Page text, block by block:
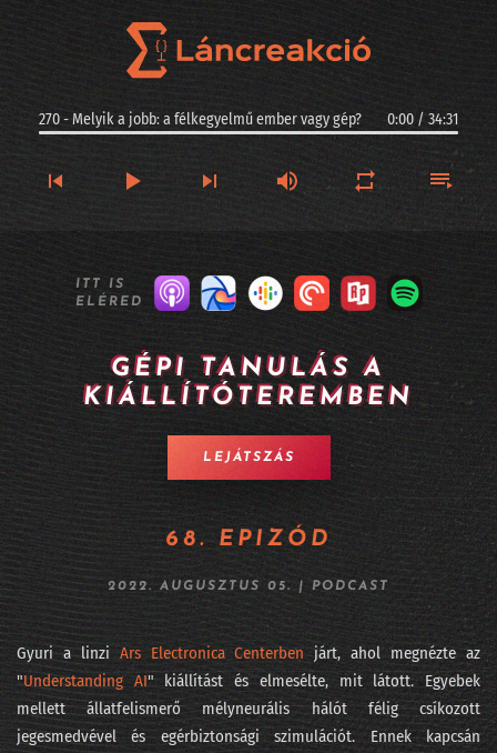
270 - Melyik a jobb: a félkegyelmű ember vagy gép? 0:00 / 34:31
269 - Kis magyar szuverenitás: ez a Racka - II. rész
268 - Kis magyar szuverenitás: ez a Racka - I. rész
267 - Argentinában jogi személyiséget kaphatnak az AI-vezette cégek?
265 - A Twitter alapítója kitalált egy MI alapú céges szervezetet
264 - Fújhatja-e a pápa az AI morális passzátszelét?
263 - Kik rejtőznek az AI kilenc maszkja mögött?
262 - Lehet, hogy mégsem mennek csődbe a frontlaborok?
261 - Viszlát LLM, jönnek a világmodellek
260 - DataSTREAM 2026 - ha nem jöttél el
ITT IS
ELÉRED
GÉPI TANULÁS A
KIÁLLÍTÓTEREMBEN
LEJÁTSZÁS
68. EPIZÓD
2022. AUGUSZTUS 05. | PODCAST
Gyuri a linziArs Electronica Centerbenjárt, ahol megnézte az
"Understanding AI" kiállítást és elmesélte, mit látott. Egyebek
mellett állatfelismerő mélyneurális hálót félig csíkozott
jegesmedvével és egérbiztonsági szimulációt. Ennek kapcsán